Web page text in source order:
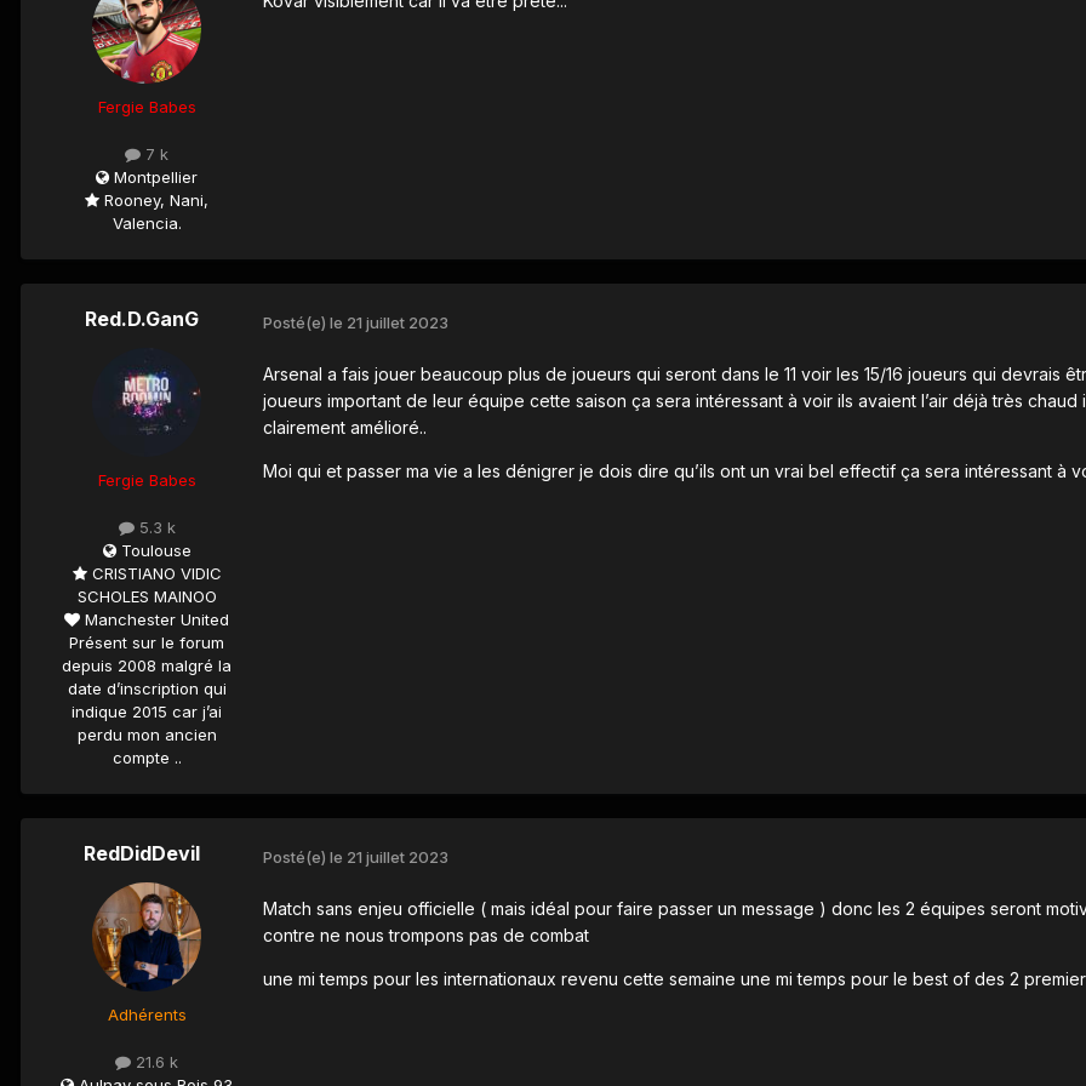
Fergie Babes
7 k
Montpellier
Rooney, Nani,
Valencia.
Red.D.GanG
Fergie Babes
5.3 k
Toulouse
CRISTIANO VIDIC
SCHOLES MAINOO
Manchester United
​Présent sur le forum
depuis 2008 malgré la
date d’inscription qui
indique 2015 car j’ai
perdu mon ancien
compte ..
Posté(e) le 21 juillet 2023
Arsenal a fais jouer beaucoup plus de joueurs qui seront dans le 11 voir les 15/16 joueurs qui devrais
joueurs important de leur équipe cette saison ça sera intéressant à voir ils avaient l’air déjà très chaud
clairement amélioré..
Moi qui et passer ma vie a les dénigrer je dois dire qu’ils ont un vrai bel effectif ça sera intéressant à
RedDidDevil
Adhérents
21.6 k
Posté(e) le 21 juillet 2023
Match sans enjeu officielle ( mais idéal pour faire passer un message ) donc les 2 équipes seront
contre ne nous trompons pas de combat
une mi temps pour les internationaux revenu cette semaine une mi temps pour le best of des 2